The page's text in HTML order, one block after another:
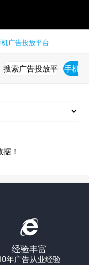
机广告投放平台
搜索广告投放平
手机
！
经验丰富
年广告从业经验